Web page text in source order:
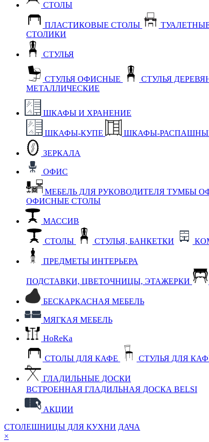
СТОЛЫ
ПЛАСТИКОВЫЕ СТОЛЫ
СТОЛИКИ
СТУЛЬЯ
СТУЛЬЯ ОФИСНЫЕ СТУЛЬЯ
МЕТАЛЛИЧЕСКИЕ
ШКАФЫ И ХРАНЕНИЕ
ШКАФЫ-КУПЕ ШКАФЫ-
ЗЕРКАЛА
ОФИС
МЕБЕЛЬ ДЛЯ РУКОВОДИТЕЛЯ ТУМБЫ
ОФИСНЫЕ СТОЛЫ
МАССИВ
СТОЛЫ СТУЛЬЯ, БАНКЕТКИ
ПРЕДМЕТЫ ИНТЕРЬЕРА
ПОДСТАВКИ, ЦВЕТОЧНИЦЫ, ЭТАЖЕРКИ
БЕСКАРКАСНАЯ МЕБЕЛЬ
МЯГКАЯ МЕБЕЛЬ
HoReKa
СТОЛЫ ДЛЯ КАФЕ СТУЛЬЯ ДЛЯ
ГЛАДИЛЬНЫЕ ДОСКИ
ВСТРОЕННАЯ ГЛАДИЛЬНАЯ ДОСКА BELSI
АКЦИИ
СТОЛЕШНИЦЫ ДЛЯ КУХНИ ДАЧА
×